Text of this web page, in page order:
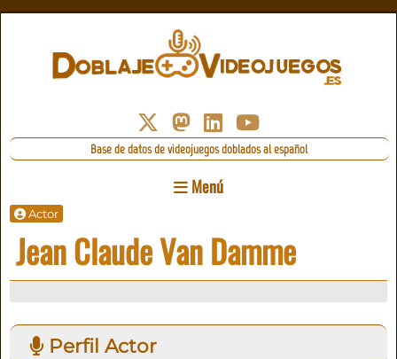
Base de datos de videojuegos doblados al español
Menú
Actor
Jean Claude Van Damme
Perfil Actor